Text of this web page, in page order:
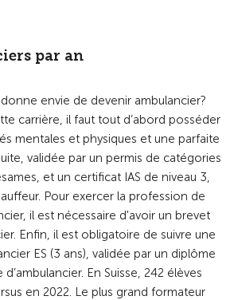
par an
envie de devenir ambulancier?
carrière, il faut tout d’abord posséder
mentales et physiques et une parfaite
validée par un permis de catégories
et un certificat IAS de niveau 3,
Pour exercer la profession de
il est nécessaire d'avoir un brevet
Enfin, il est obligatoire de suivre une
ES (3 ans), validée par un diplôme
En Suisse, 242 élèves
en 2022. Le plus grand formateur